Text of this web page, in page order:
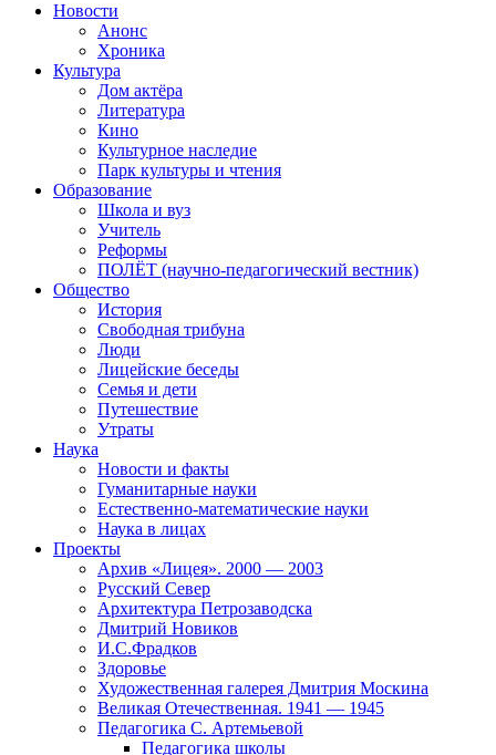
Новости
Анонс
Хроника
Культура
Дом актёра
Литература
Кино
Культурное наследие
Парк культуры и чтения
Образование
Школа и вуз
Учитель
Реформы
ПОЛЁТ (научно-педагогический вестник)
Общество
История
Свободная трибуна
Люди
Лицейские беседы
Семья и дети
Путешествие
Утраты
Наука
Новости и факты
Гуманитарные науки
Естественно-математические науки
Наука в лицах
Проекты
Архив «Лицея». 2000 — 2003
Русский Север
Архитектура Петрозаводска
Дмитрий Новиков
И.С.Фрадков
Здоровье
Художественная галерея Дмитрия Москина
Великая Отечественная. 1941 — 1945
Педагогика С. Артемьевой
Педагогика школы